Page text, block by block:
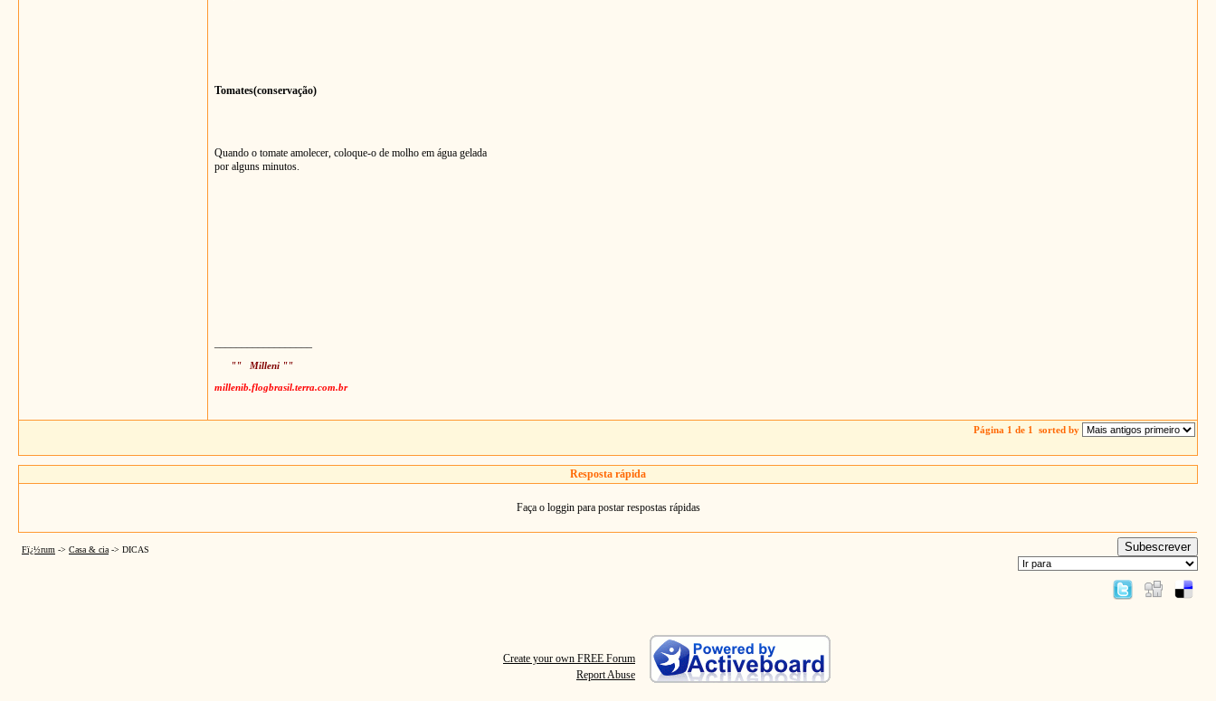
Tomates(conservação)
Quando o tomate amolecer, coloque-o de molho em água gelada
por alguns minutos.
"" Milleni ""
millenib.flogbrasil.terra.com.br
Página 1 de 1 sorted by
Resposta rápida
Faça o loggin para postar respostas rápidas
Fï¿½rum -> Casa & cia -> DICAS Subescrever
Create your own FREE Forum
Report Abuse